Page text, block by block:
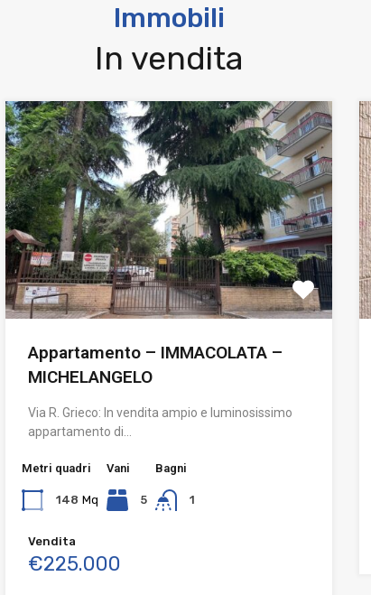
Immobili
In vendita
Appartamento – IMMACOLATA –
MICHELANGELO
Via R. Grieco: In vendita ampio e luminosissimo
appartamento di…
Metri quadri
148 Mq
Vani
5
Bagni
1
Vendita
€225.000